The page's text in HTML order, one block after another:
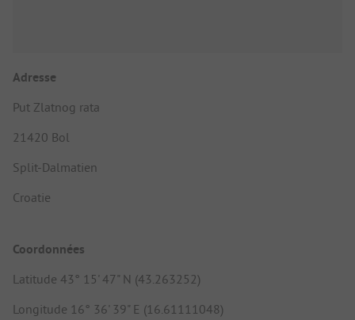
Adresse
Put Zlatnog rata
21420 Bol
Split-Dalmatien
Croatie
Coordonnées
Latitude 43° 15' 47" N (43.263252)
Longitude 16° 36' 39" E (16.61111048)